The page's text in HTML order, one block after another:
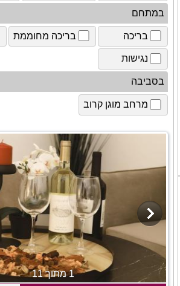
במתחם
בריכה בריכה מחוממת
נגישות
בסביבה
מרחב מוגן קרוב
1 מתוך 11